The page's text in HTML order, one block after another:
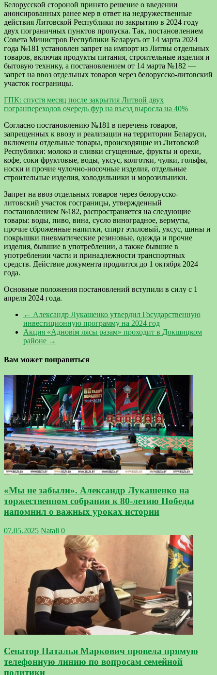
Белорусской стороной принято решение о введении
анонсированных ранее мер в ответ на недружественные
действия Литовской Республики по закрытию в 2024 году
двух пограничных пунктов пропуска. Так, постановлением
Совета Министров Республики Беларусь от 14 марта 2024
года №181 установлен запрет на импорт из Литвы отдельных
товаров, включая продукты питания, строительные изделия и
бытовую технику, а постановлением от 14 марта №182 —
запрет на ввоз отдельных товаров через белорусско-литовский
участок госграницы.
ГПК: спустя месяц после закрытия Литвой двух
погранпереходов очередь фур на въезд выросла на 40%
Согласно постановлению №181 в перечень товаров,
запрещенных к ввозу и реализации на территории Беларуси,
включены отдельные товары, происходящие из Литовской
Республики: молоко и сливки сгущенные, фрукты и орехи,
кофе, соки фруктовые, воды, уксус, колготки, чулки, гольфы,
носки и прочие чулочно-носочные изделия, отдельные
строительные изделия, холодильники и морозильники.
Запрет на ввоз отдельных товаров через белорусско-
литовский участок госграницы, утвержденный
постановлением №182, распространяется на следующие
товары: воды, пиво, вина, сусло виноградное, вермуты,
прочие сброженные напитки, спирт этиловый, уксус, шины и
покрышки пневматические резиновые, одежда и прочие
изделия, бывшие в употреблении, а также бывшие в
употреблении части и принадлежности транспортных
средств. Действие документа продлится до 1 октября 2024
года.
Основные положения постановлений вступили в силу с 1
апреля 2024 года.
← Александр Лукашенко утвердил Государственную
инвестиционную программу на 2024 год
Акция «Адновім лясы разам» проходит в Докшицком
районе →
Вам может понравиться
«Мы не забыли». Александр Лукашенко на
торжественном собрании к 80-летию Победы
напомнил о важных уроках истории
07.05.2025 Natali 0
Сенатор Наталья Маркович провела прямую
телефонную линию по вопросам семейной
политики